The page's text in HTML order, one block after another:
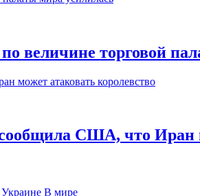
величине торговой
США, что Иран
В мире